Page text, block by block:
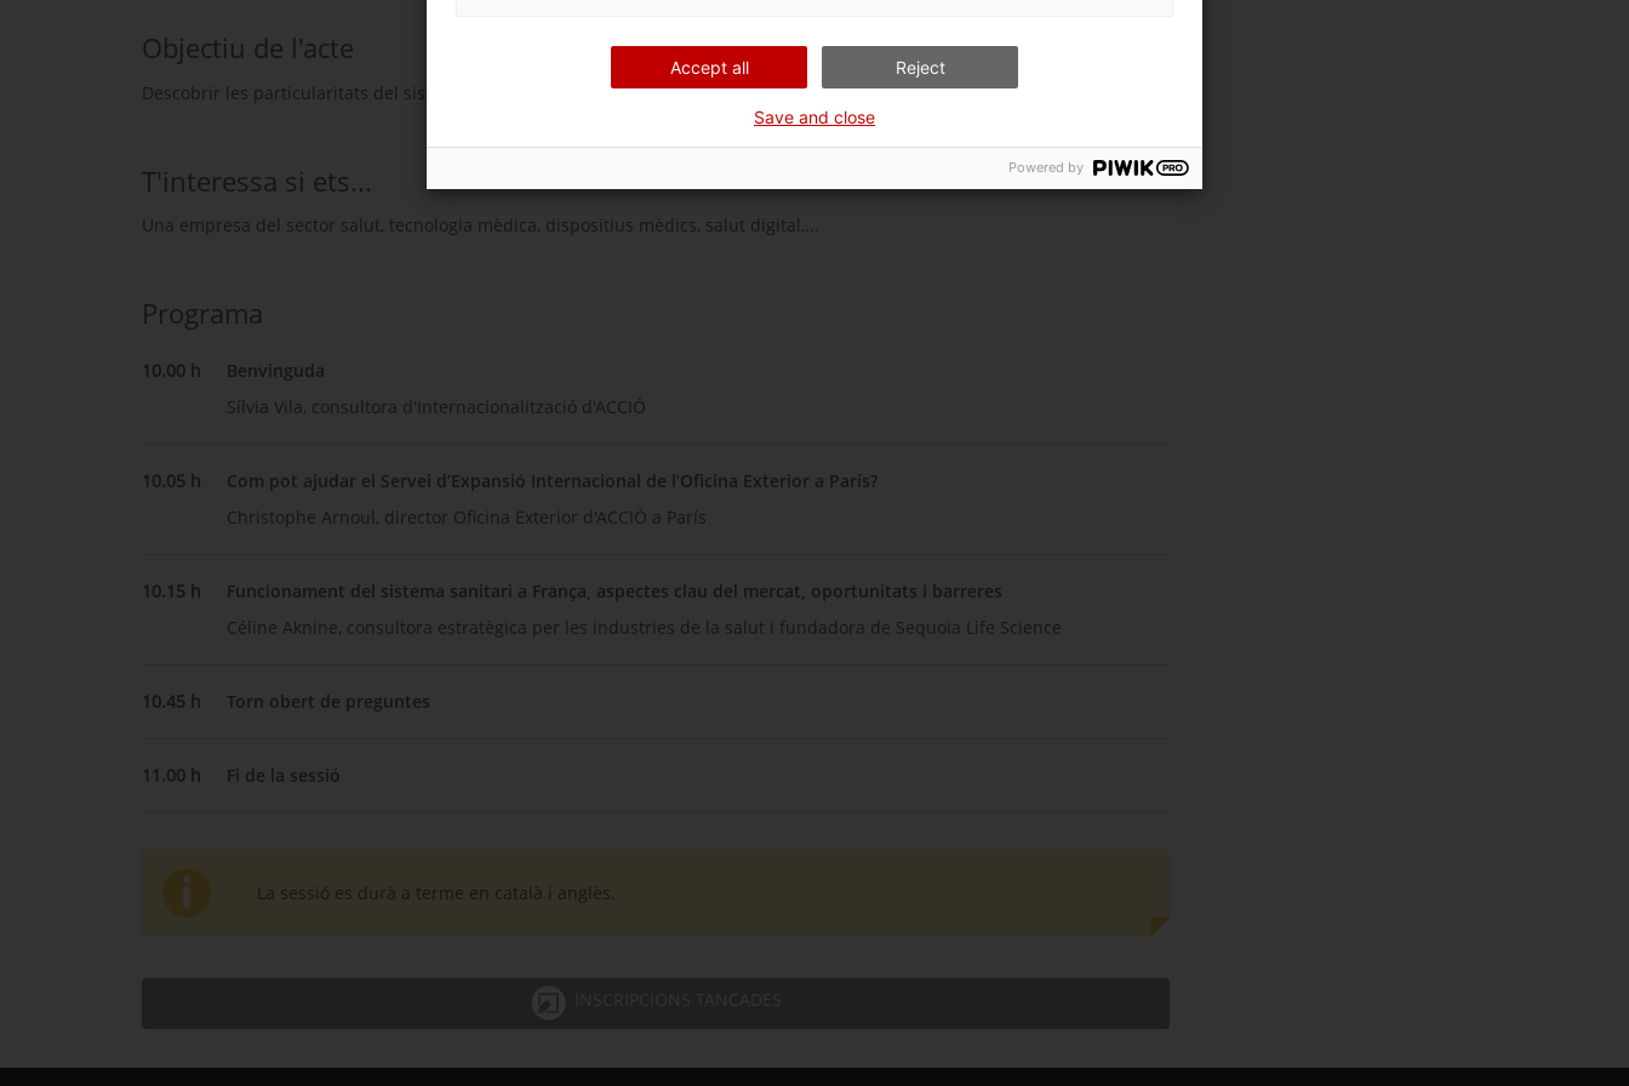
Objectiu de l'acte
Descobrir les particularitats del sistema sanitari francès
T'interessa si ets...
Una empresa del sector salut, tecnologia mèdica, dispositius mèdics, salut digital,...
Programa
10.00 h
Benvinguda
Sílvia Vila, consultora d'Internacionalització d'ACCIÓ
10.05 h
Com pot ajudar el Servei d’Expansió Internacional de l’Oficina Exterior a París?
Christophe Arnoul, director Oficina Exterior d'ACCIÓ a París
10.15 h
Funcionament del sistema sanitari a França, aspectes clau del mercat, oportunitats i barreres
Céline Aknine, consultora estratègica per les industries de la salut i fundadora de Sequoia Life Science
10.45 h Torn obert de preguntes
11.00 h Fi de la sessió
La sessió es durà a terme en català i anglès.
Accept all Reject
Save and close
Powered by